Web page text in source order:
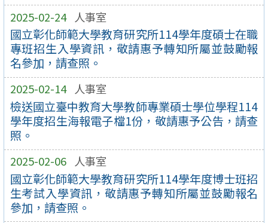
2025-02-24 人事室
國立彰化師範大學教育研究所114學年度碩士在職
專班招生入學資訊，敬請惠予轉知所屬並鼓勵報
名參加，請查照。
2025-02-14 人事室
檢送國立臺中教育大學教師專業碩士學位學程114
學年度招生海報電子檔1份，敬請惠予公告，請查
照。
2025-02-06 人事室
國立彰化師範大學教育研究所114學年度博士班招
生考試入學資訊，敬請惠予轉知所屬並鼓勵報名
參加，請查照。